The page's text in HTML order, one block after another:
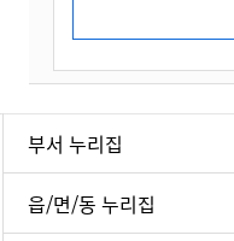
부서 누리집
읍/면/동 누리집